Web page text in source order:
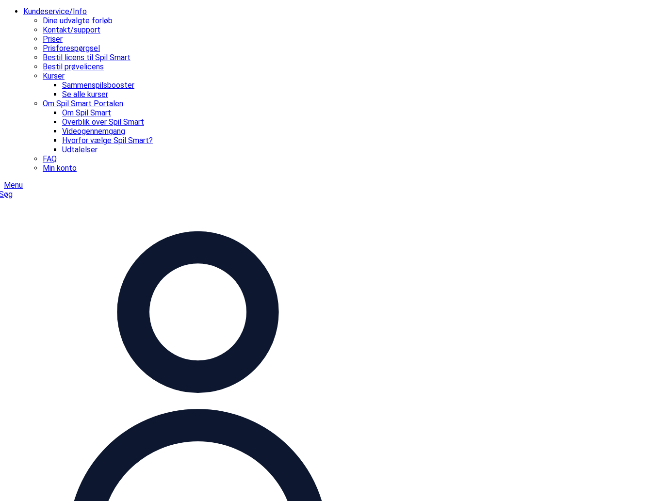
Kundeservice/Info
Dine udvalgte forløb
Kontakt/support
Priser
Prisforespørgsel
Bestil licens til Spil Smart
Bestil prøvelicens
Kurser
Sammenspilsbooster
Se alle kurser
Om Spil Smart Portalen
Om Spil Smart
Overblik over Spil Smart
Videogennemgang
Hvorfor vælge Spil Smart?
Udtalelser
FAQ
Min konto
Menu